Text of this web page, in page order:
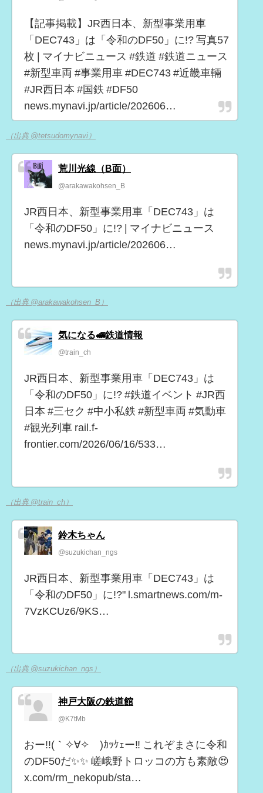
【記事掲載】JR西日本、新型事業用車
「DEC743」は「令和のDF50」に!? 写真57
枚 | マイナビニュース #鉄道 #鉄道ニュース
#新型車両 #事業用車 #DEC743 #近畿車輛
#JR西日本 #国鉄 #DF50
news.mynavi.jp/article/202606…
（出典 @tetsudomynavi）
荒川光線（B面）
@arakawakohsen_B
JR西日本、新型事業用車「DEC743」は
「令和のDF50」に!? | マイナビニュース
news.mynavi.jp/article/202606…
（出典 @arakawakohsen_B）
気になる🚅鉄道情報
@train_ch
JR西日本、新型事業用車「DEC743」は
「令和のDF50」に!? #鉄道イベント #JR西
日本 #三セク #中小私鉄 #新型車両 #気動車
#観光列車 rail.f-
frontier.com/2026/06/16/533…
（出典 @train_ch）
鈴木ちゃん
@suzukichan_ngs
JR西日本、新型事業用車「DEC743」は
「令和のDF50」に!?" l.smartnews.com/m-
7VzKCUz6/9KS…
（出典 @suzukichan_ngs）
神戸大阪の鉄道館
@K7tMb
おー!!(｀✧∀✧´)ｶｯｹｪー‼️ これぞまさに令和
のDF50だ✨✨ 嵯峨野トロッコの方も素敵😍
x.com/rm_nekopub/sta…